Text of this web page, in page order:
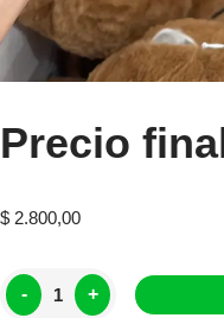
Precio
$ 2.800,00
- +